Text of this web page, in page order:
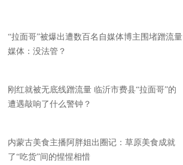
“拉面哥”被爆出遭数百名自媒体博主围堵蹭流量
媒体：没法管？
刚红就被无底线蹭流量 临沂市费县“拉面哥”的
遭遇敲响了什么警钟？
内蒙古美食主播阿胖姐出圈记：草原美食成就
了“吃货”间的惺惺相惜